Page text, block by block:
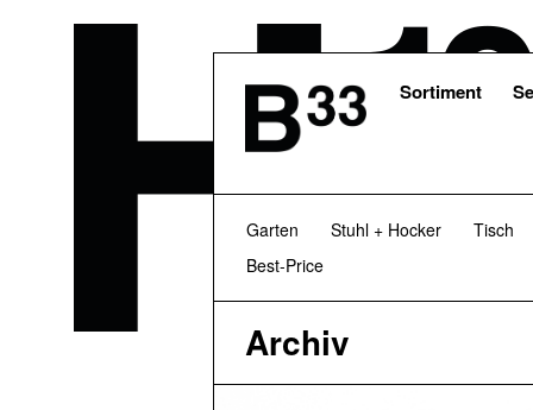
Sortiment
Garten Stuhl + Hocker Tisch
Best-Price
Archiv